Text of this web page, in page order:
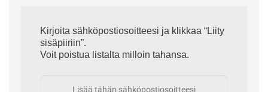
Kirjoita sähköpostiosoitteesi ja klikkaa “Liity
sisäpiiriin”.
Voit poistua listalta milloin tahansa.